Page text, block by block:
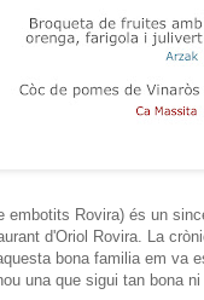
Rovira) és un
d'Oriol Rovira. La
bona familia em va
una que sigui tan bona ni